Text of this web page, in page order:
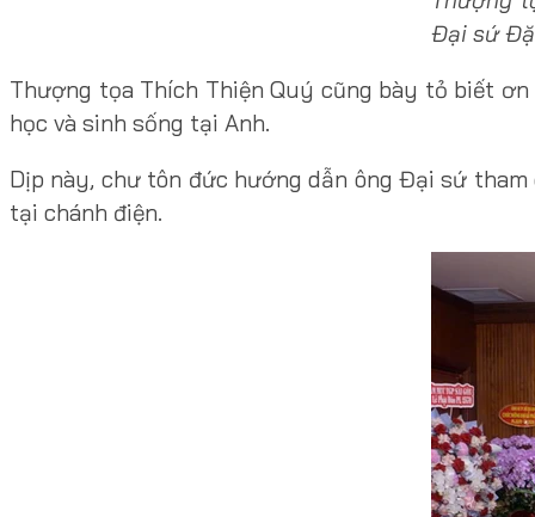
Đại sứ
Thượng tọa Thích Thiện Quý cũng bày tỏ biết
học và sinh sống tại Anh.
Dịp này, chư tôn đức hướng dẫn ông Đại sứ
tại chánh điện.